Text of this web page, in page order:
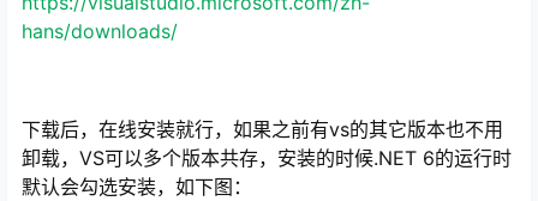
hans/downloads/
下载后，在线安装就行，如果之前有vs的其它版本也不用
卸载，VS可以多个版本共存，安装的时候.NET 6的运行时
默认会勾选安装，如下图：